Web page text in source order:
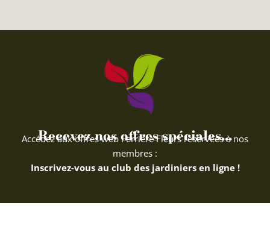
Recevez nos offres spéciales...
Accédez aux offres web Ferriere Fleurs réservées à nos
membres :
Inscrivez-vous au club des jardiniers en ligne !